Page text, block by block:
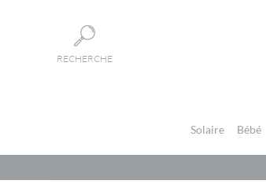
RECHERCHE
Solaire Bébé